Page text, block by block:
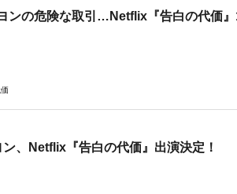
ンの危険な取引…Netflix『告白の代価
、Netflix『告白の代価』出演決定！